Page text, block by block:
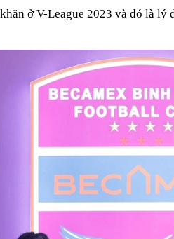
ở V-League 2023 và đó là